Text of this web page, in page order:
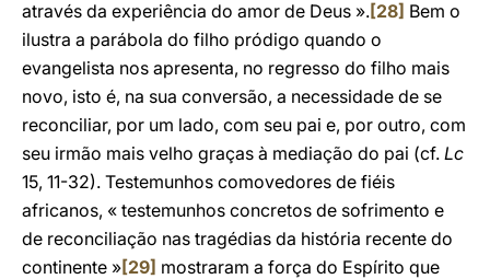
através da experiência do amor de Deus ».[28] Bem o
ilustra a parábola do filho pródigo quando o
evangelista nos apresenta, no regresso do filho mais
novo, isto é, na sua conversão, a necessidade de se
reconciliar, por um lado, com seu pai e, por outro, com
seu irmão mais velho graças à mediação do pai (cf. Lc
15, 11-32). Testemunhos comovedores de fiéis
africanos, « testemunhos concretos de sofrimento e
de reconciliação nas tragédias da história recente do
continente »[29] mostraram a força do Espírito que